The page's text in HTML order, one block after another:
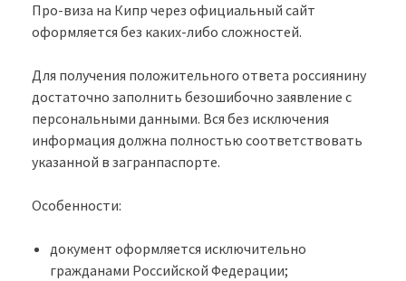
Про-виза на Кипр через официальный сайт
оформляется без каких-либо сложностей.
Для получения положительного ответа россиянину
достаточно заполнить безошибочно заявление с
персональными данными. Вся без исключения
информация должна полностью соответствовать
указанной в загранпаспорте.
Особенности:
документ оформляется исключительно
гражданами Российской Федерации;